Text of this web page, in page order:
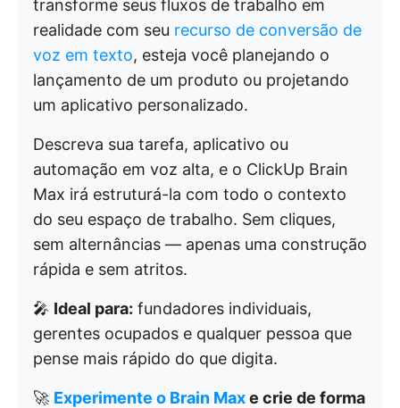
transforme seus fluxos de trabalho em
realidade com seu recurso de conversão de
voz em texto, esteja você planejando o
lançamento de um produto ou projetando
um aplicativo personalizado.
Descreva sua tarefa, aplicativo ou
automação em voz alta, e o ClickUp Brain
Max irá estruturá-la com todo o contexto
do seu espaço de trabalho. Sem cliques,
sem alternâncias — apenas uma construção
rápida e sem atritos.
🎤 Ideal para: fundadores individuais,
gerentes ocupados e qualquer pessoa que
pense mais rápido do que digita.
🚀 Experimente o Brain Maxe crie de forma